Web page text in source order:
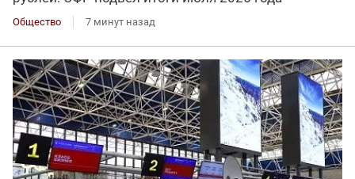
Общество 7 минут назад